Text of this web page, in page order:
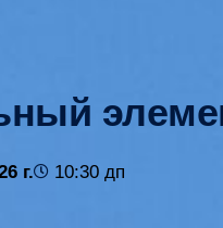
г. 10:30 дп